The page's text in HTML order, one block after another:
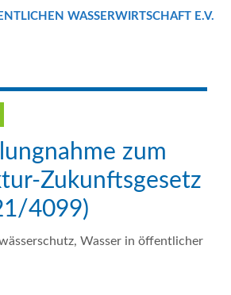
zum
Zukunftsgesetz
4099)
, Wasser in öffentlicher